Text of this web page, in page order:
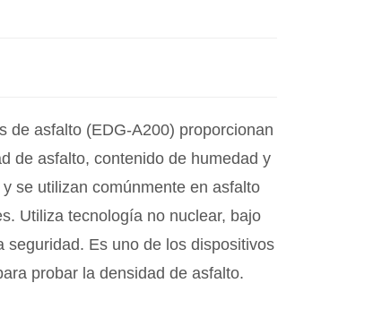
de asfalto (EDG-A200) proporcionan
de asfalto, contenido de humedad y
se utilizan comúnmente en asfalto
Utiliza tecnología no nuclear, bajo
seguridad. Es uno de los dispositivos
probar la densidad de asfalto.